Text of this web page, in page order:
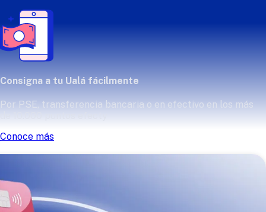
Consigna a tu Ualá fácilmente
Por PSE, transferencia bancaria o en efectivo en los más
Conoce más